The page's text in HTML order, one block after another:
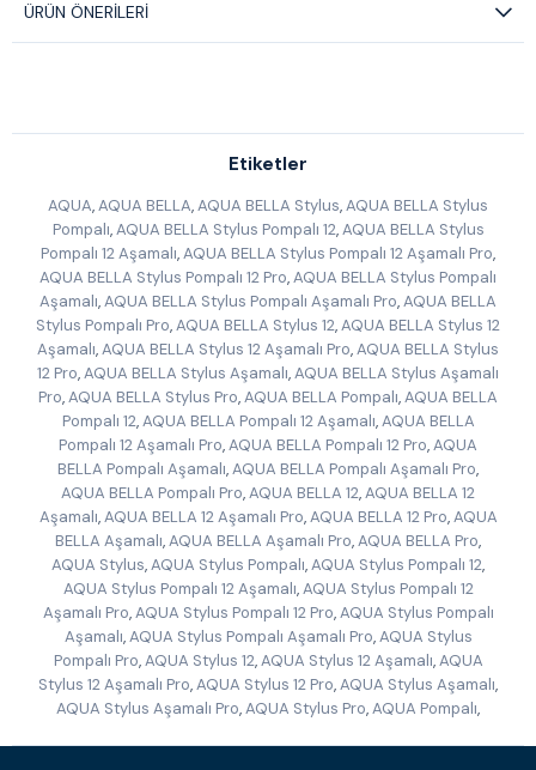
ÜRÜN ÖNERILERI
Etiketler
AQUA,AQUA BELLA,AQUA BELLA Stylus,AQUA BELLA Stylus
Pompalı, AQUA BELLA Stylus Pompalı 12, AQUA BELLA Stylus
Pompalı 12 Aşamalı,AQUA BELLA Stylus Pompalı 12 Aşamalı Pro,
AQUA BELLA Stylus Pompalı 12 Pro,AQUA BELLA Stylus Pompalı
Aşamalı,AQUA BELLA Stylus Pompalı Aşamalı Pro,AQUA BELLA
Stylus Pompalı Pro,AQUA BELLA Stylus 12,AQUA BELLA Stylus 12
Aşamalı,AQUA BELLA Stylus 12 Aşamalı Pro,AQUA BELLA Stylus
12 Pro,AQUA BELLA Stylus Aşamalı,AQUA BELLA Stylus Aşamalı
Pro,AQUA BELLA Stylus Pro,AQUA BELLA Pompalı,AQUA BELLA
Pompalı 12, AQUA BELLA Pompalı 12 Aşamalı, AQUA BELLA
Pompalı 12 Aşamalı Pro,AQUA BELLA Pompalı 12 Pro,AQUA
BELLA Pompalı Aşamalı,AQUA BELLA Pompalı Aşamalı Pro,
AQUA BELLA Pompalı Pro,AQUA BELLA 12,AQUA BELLA 12
Aşamalı, AQUA BELLA 12 Aşamalı Pro, AQUA BELLA 12 Pro, AQUA
BELLA Aşamalı,AQUA BELLA Aşamalı Pro,AQUA BELLA Pro,
AQUA Stylus,AQUA Stylus Pompalı,AQUA Stylus Pompalı 12,
AQUA Stylus Pompalı 12 Aşamalı, AQUA Stylus Pompalı 12
Aşamalı Pro, AQUA Stylus Pompalı 12 Pro, AQUA Stylus Pompalı
Aşamalı, AQUA Stylus Pompalı Aşamalı Pro, AQUA Stylus
Pompalı Pro, AQUA Stylus 12, AQUA Stylus 12 Aşamalı, AQUA
Stylus 12 Aşamalı Pro,AQUA Stylus 12 Pro,AQUA Stylus Aşamalı,
AQUA Stylus Aşamalı Pro,AQUA Stylus Pro,AQUA Pompalı,